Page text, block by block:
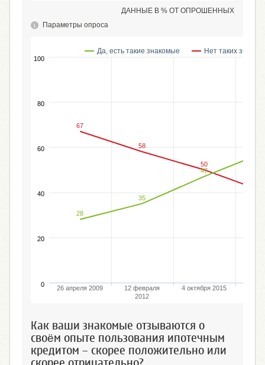
ДАННЫЕ В % ОТ ОПРОШЕННЫХ
Параметры опроса
67
58
50
28
35
47
Да, есть такие знакомые Нет таких
26 апреля 2009
12 февраля
2012
4 октября 2015
0
20
40
60
80
100
Как ваши знакомые отзываются о
своём опыте пользования ипотечным
кредитом – скорее положительно или